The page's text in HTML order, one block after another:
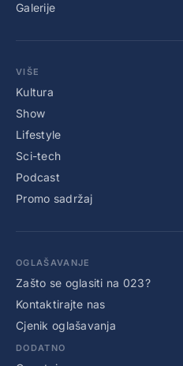
Galerije
VIŠE
Kultura
Show
Lifestyle
Sci-tech
Podcast
Promo sadržaj
OGLAŠAVANJE
Zašto se oglasiti na 023?
Kontaktirajte nas
Cjenik oglašavanja
DODATNO